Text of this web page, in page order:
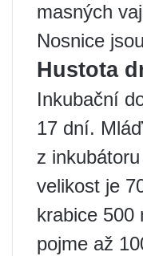
masných
Nosnice
Hustota
Inkubační
17 dní.
z
velikost je
krabice 500
pojme až